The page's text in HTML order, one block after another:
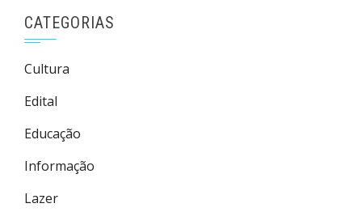
CATEGORIAS
Cultura
Edital
Educação
Informação
Lazer